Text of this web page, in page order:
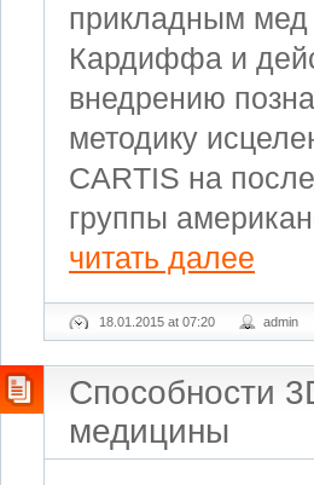
прикладным мед
Кардиффа и
внедрению
методику
CARTIS на
группы
читать далее
18.01.2015 at 07:20 admin
Способности
медицины